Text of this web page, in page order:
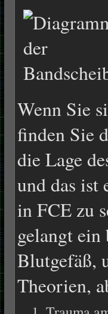
Wenn Sie
finden Sie
die Lage
und das ist
in FCE zu
gelangt ein
Blutgefäß,
Theorien,